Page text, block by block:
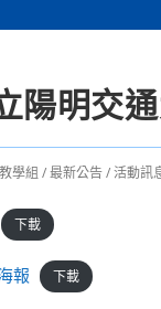
陽明交
教學組 /最新公告/活動訊
下載
報 下載